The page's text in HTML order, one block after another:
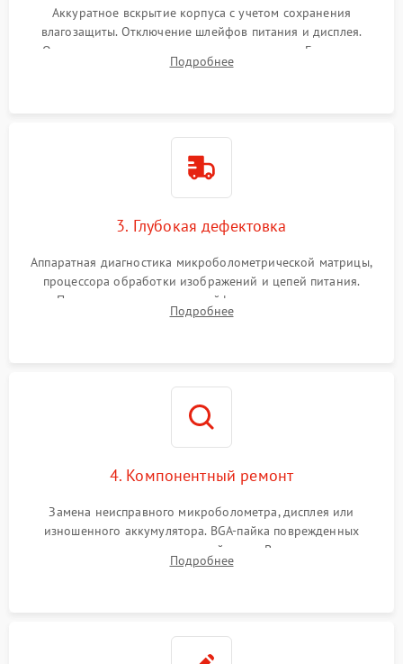
Аккуратное вскрытие корпуса с учетом сохранения
влагозащиты. Отключение шлейфов питания и дисплея.
Очистка внутренних плат от окислов и пыли. Бережная
обработка германиевого объектива специализированными
Подробнее
3. Глубокая дефектовка
Аппаратная диагностика микроболометрической матрицы,
процессора обработки изображений и цепей питания.
Проверка целостности шлейфов, модуля памяти и
интерфейсов связи. Выявление сгоревших SMD-компонентов
Подробнее
4. Компонентный ремонт
Замена неисправного микроболометра, дисплея или
изношенного аккумулятора. BGA-пайка поврежденных
контроллеров на материнской плате. Восстановление
разъемов и кнопок, замена поврежденных элементов
Подробнее